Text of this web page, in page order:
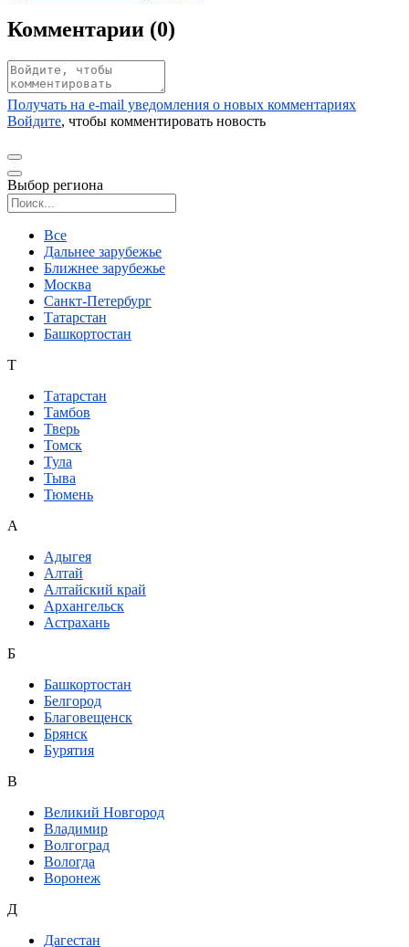
Комментарии (0)
Получать на e‑mail уведомления о новых комментариях
Войдите, чтобы комментировать новость
Выбор региона
Все
Дальнее зарубежье
Ближнее зарубежье
Москва
Санкт-Петербург
Татарстан
Башкортостан
Т
Татарстан
Тамбов
Тверь
Томск
Тула
Тыва
Тюмень
А
Адыгея
Алтай
Алтайский край
Архангельск
Астрахань
Б
Башкортостан
Белгород
Благовещенск
Брянск
Бурятия
В
Великий Новгород
Владимир
Волгоград
Вологда
Воронеж
Д
Дагестан